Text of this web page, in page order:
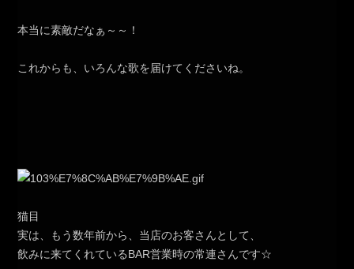
本当に素敵だなぁ～～！
これからも、いろんな歌を届けてくださいね。
猫目
実は、もう数年前から、当店のお客さんとして、
飲みに来てくれているBAR営業時の常連さんです☆